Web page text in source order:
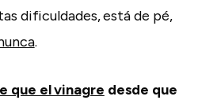
dificuldades, está de pé,
.
que el vinagre desde que